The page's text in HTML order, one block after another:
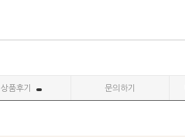
상품후기 문의하기